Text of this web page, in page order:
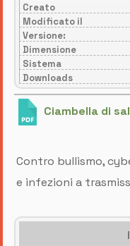
Creato
Modificato il
Versione:
Dimensione
Sistema
Downloads
Ciambella di
Contro bullismo,
e infezioni a